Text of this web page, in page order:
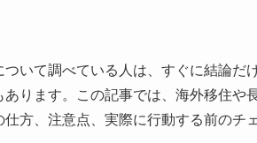
いて調べている人は、すぐに結論だ
ります。この記事では、海外移住や
方、注意点、実際に行動する前のチ